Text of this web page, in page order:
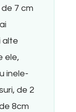
7 cm
alte
ele,
inele-
de 2
8cm